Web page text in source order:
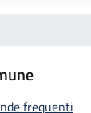
frequenti